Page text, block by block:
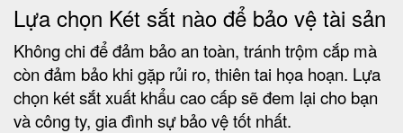
Lựa chọn Két sắt nào để bảo vệ tài sản
Không chi để đảm bảo an toàn, tránh trộm cắp mà
còn đảm bảo khi gặp rủi ro, thiên tai họa hoạn. Lựa
chọn két sắt xuất khẩu cao cấp sẽ đem lại cho bạn
và công ty, gia đình sự bảo vệ tốt nhất.